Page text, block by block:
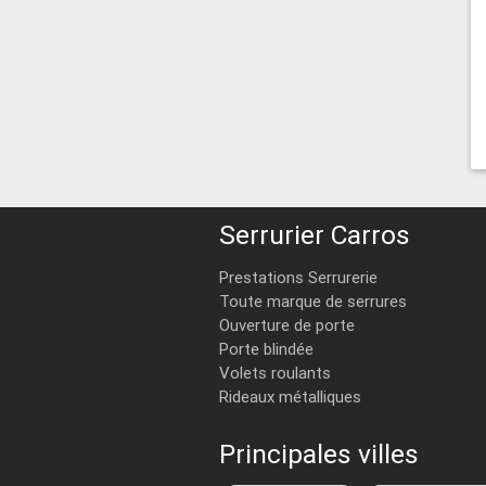
Serrurier Carros
Prestations Serrurerie
Toute marque de serrures
Ouverture de porte
Porte blindée
Volets roulants
Rideaux métalliques
Principales villes